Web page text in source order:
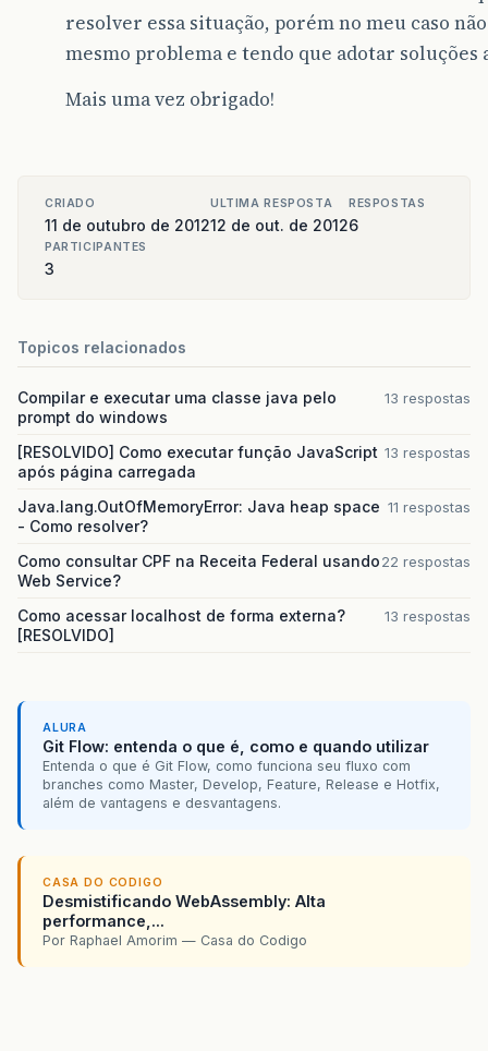
</p :panel>
</h:form >
</h :body >
resolver essa situação, porém no meu caso
mesmo problema e tendo que adotar
Mais uma vez obrigado!
CRIADO
11 de outubro de 2012
ULTIMA RESPOSTA
12 de out. de 2012
RESPOSTAS
6
PARTICIPANTES
3
Topicos relacionados
Compilar e executar uma classe java pelo
prompt do windows
13 respostas
[RESOLVIDO] Como executar função JavaScript
após página carregada
13 respostas
Java.lang.OutOfMemoryError: Java heap space
- Como resolver?
11 respostas
Como consultar CPF na Receita Federal usando
Web Service?
22 respostas
Como acessar localhost de forma externa?
[RESOLVIDO]
13 respostas
ALURA
Git Flow: entenda o que é, como e quando utilizar
Entenda o que é Git Flow, como funciona seu fluxo com
branches como Master, Develop, Feature, Release e Hotfix,
além de vantagens e desvantagens.
CASA DO CODIGO
Desmistificando WebAssembly: Alta
performance,...
Por Raphael Amorim — Casa do Codigo